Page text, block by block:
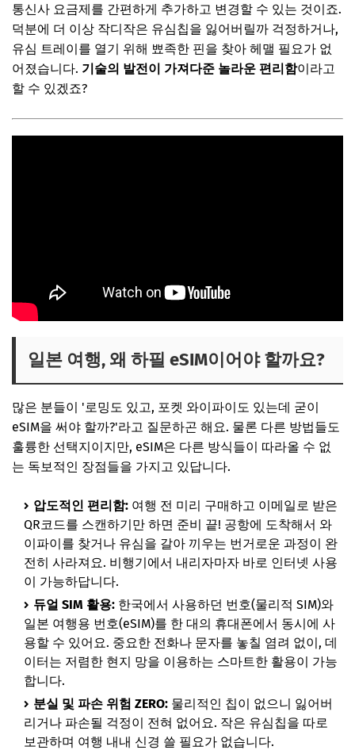
통신사 요금제를 간편하게 추가하고 변경할 수 있는 것이죠.
덕분에 더 이상 작디작은 유심칩을 잃어버릴까 걱정하거나,
유심 트레이를 열기 위해 뾰족한 핀을 찾아 헤맬 필요가 없
어졌습니다. 기술의 발전이 가져다준 놀라운 편리함이라고
할 수 있겠죠?
일본 여행, 왜 하필 eSIM이어야 할까요?
많은 분들이 '로밍도 있고, 포켓 와이파이도 있는데 굳이
eSIM을 써야 할까?'라고 질문하곤 해요. 물론 다른 방법들도
훌륭한 선택지이지만, eSIM은 다른 방식들이 따라올 수 없
는 독보적인 장점들을 가지고 있답니다.
압도적인 편리함: 여행 전 미리 구매하고 이메일로 받은
QR코드를 스캔하기만 하면 준비 끝! 공항에 도착해서 와
이파이를 찾거나 유심을 갈아 끼우는 번거로운 과정이 완
전히 사라져요. 비행기에서 내리자마자 바로 인터넷 사용
이 가능하답니다.
듀얼 SIM 활용: 한국에서 사용하던 번호(물리적 SIM)와
일본 여행용 번호(eSIM)를 한 대의 휴대폰에서 동시에 사
용할 수 있어요. 중요한 전화나 문자를 놓칠 염려 없이, 데
이터는 저렴한 현지 망을 이용하는 스마트한 활용이 가능
합니다.
분실 및 파손 위험 ZERO: 물리적인 칩이 없으니 잃어버
리거나 파손될 걱정이 전혀 없어요. 작은 유심칩을 따로
보관하며 여행 내내 신경 쓸 필요가 없습니다.